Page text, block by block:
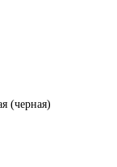
(черная)